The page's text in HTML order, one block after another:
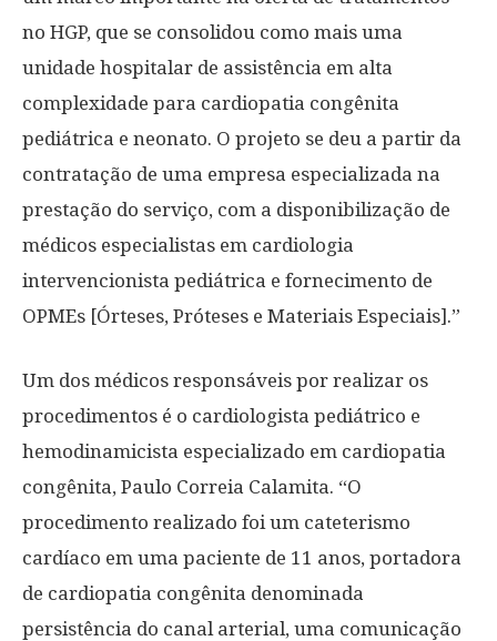
no HGP, que se consolidou como mais uma
unidade hospitalar de assistência em alta
complexidade para cardiopatia congênita
pediátrica e neonato. O projeto se deu a partir da
contratação de uma empresa especializada na
prestação do serviço, com a disponibilização de
médicos especialistas em cardiologia
intervencionista pediátrica e fornecimento de
OPMEs [Órteses, Próteses e Materiais Especiais].”
Um dos médicos responsáveis por realizar os
procedimentos é o cardiologista pediátrico e
hemodinamicista especializado em cardiopatia
congênita, Paulo Correia Calamita. “O
procedimento realizado foi um cateterismo
cardíaco em uma paciente de 11 anos, portadora
de cardiopatia congênita denominada
persistência do canal arterial, uma comunicação